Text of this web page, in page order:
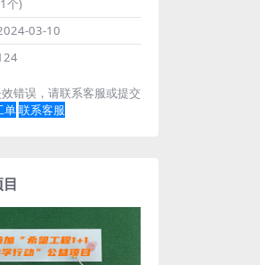
个)
03-10
错误，请联系客服或提交
单联系客服